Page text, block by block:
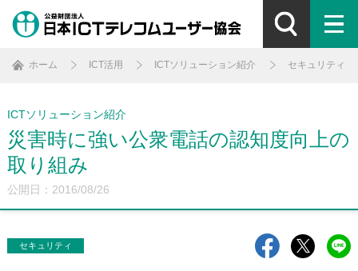
ホーム ICT活用 ICTソリューション紹介 セキュリティ
ICTソリューション紹介
災害時に強い公衆電話の認知度向上の
取り組み
公開日：2016/08/26
セキュリティ